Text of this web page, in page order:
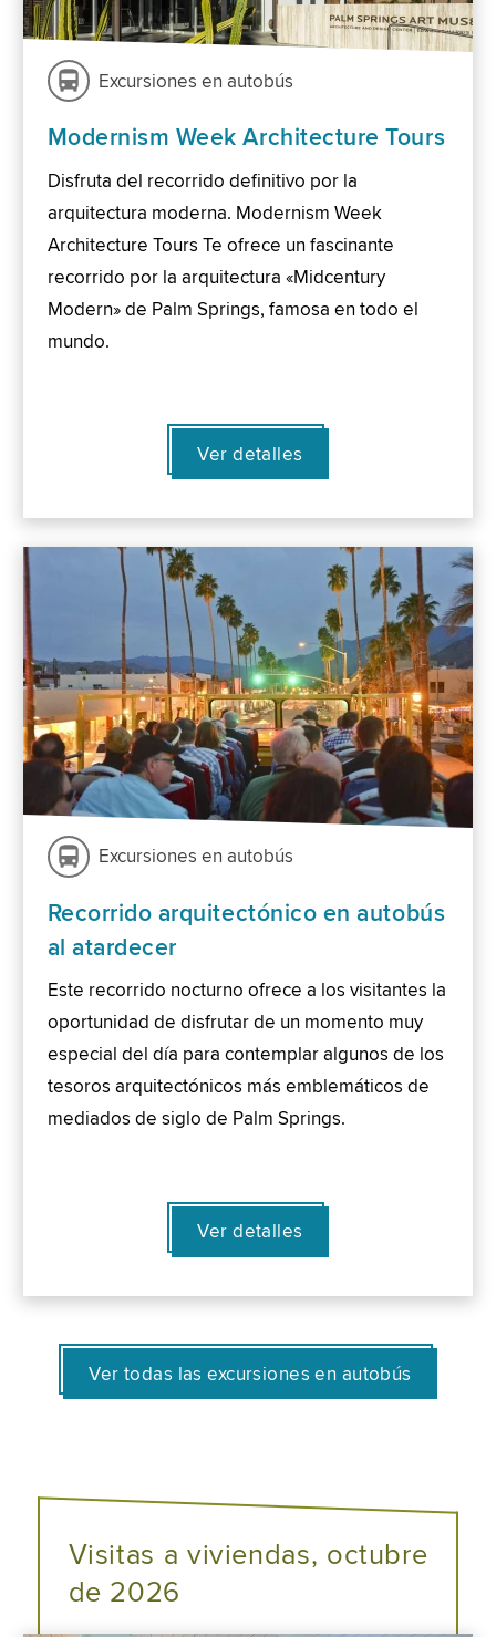
Excursiones en autobús
Modernism Week Architecture Tours
Disfruta del recorrido definitivo por la
arquitectura moderna. Modernism Week
Architecture Tours Te ofrece un fascinante
recorrido por la arquitectura «Midcentury
Modern» de Palm Springs, famosa en todo el
mundo.
Ver detalles
Excursiones en autobús
Recorrido arquitectónico en autobús
al atardecer
Este recorrido nocturno ofrece a los visitantes la
oportunidad de disfrutar de un momento muy
especial del día para contemplar algunos de los
tesoros arquitectónicos más emblemáticos de
mediados de siglo de Palm Springs.
Ver detalles
Ver todas las excursiones en autobús
Visitas a viviendas, octubre
de 2026